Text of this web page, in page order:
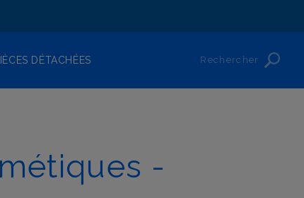
Rechercher
DÉTACHÉES
-